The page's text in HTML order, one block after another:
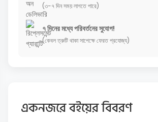
(৩-৭ দিন সময় লাগতে পারে)
৭ দিনের মধ্যে পরিবর্তনের সুযোগ!
(কেবল ত্রুটি থাকা সাপেক্ষে ফেরত প্রযোজ্য)
একনজরে বইয়ের বিবরণ